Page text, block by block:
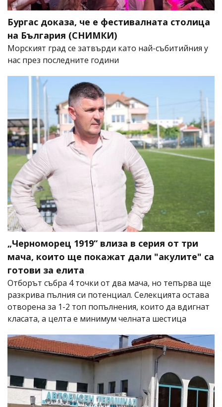
Бургас доказа, че е фестивалната столица
на България (СНИМКИ)
Морският град се затвърди като най-събитийния у
нас през последните години
„Черноморец 1919“ влиза в серия от три
мача, които ще покажат дали "акулите" са
готови за елита
Отборът събра 4 точки от два мача, но тепърва ще
разкрива пълния си потенциал. Селекцията остава
отворена за 1-2 топ попълнения, които да вдигнат
класата, а целта е минимум челната шестица